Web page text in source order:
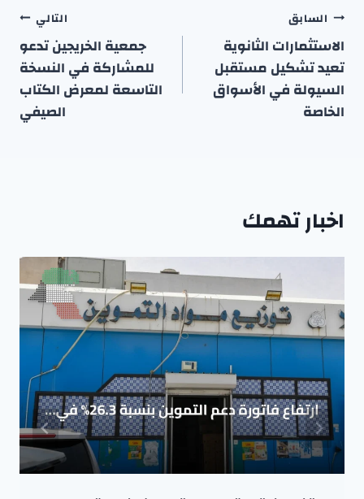
تصفّح
المقالات
السابق
الاستثمارات الثانوية
تعيد تشكيل مستقبل
السيولة في الأسواق
الخاصة
التالي
جمعية الخريجين تدعو
للمشاركة في النسخة
التاسعة لمعرض الكتاب
الصيفي
اخبار تهمك